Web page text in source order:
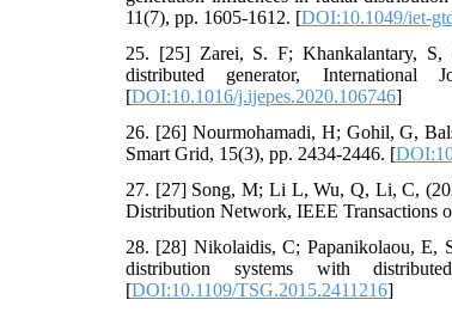
11(7), pp. 1605-1612. [DOI:10.1049/iet-
25. [25] Zarei, S. F; Khankalantary, S,
distributed generator,
[DOI:10.1016/j.ijepes.2020.106746]
26. [26] Nourmohamadi, H; Gohil, G,
Smart Grid, 15(3), pp. 2434-2446. [
27. [27] Song, M; Li L, Wu, Q, Li, C,
Distribution Network, IEEE Transactions
28. [28] Nikolaidis, C; Papanikolaou, E,
distribution systems with
[DOI:10.1109/TSG.2015.2411216]